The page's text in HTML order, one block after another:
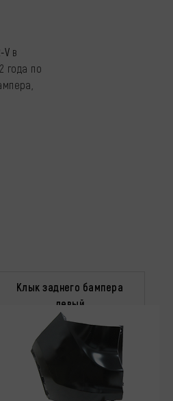
V в
года по
Клык заднего бампера
левый